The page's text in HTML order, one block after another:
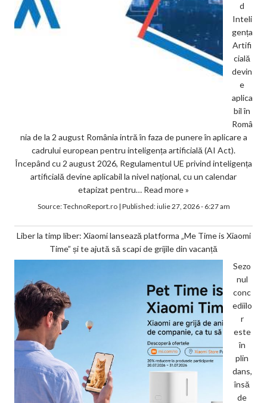
d
Inteli
gența
Artifi
cială
devin
e
aplica
bil în
Româ
nia de la 2 august România intră în faza de punere în aplicare a
cadrului european pentru inteligența artificială (AI Act).
Începând cu 2 august 2026, Regulamentul UE privind inteligența
artificială devine aplicabil la nivel național, cu un calendar
etapizat pentru… Read more »
Source:TechnoReport.ro| Published:iulie 27, 2026 - 6:27 am
Liber la timp liber: Xiaomi lansează platforma „Me Time is Xiaomi
Time” și te ajută să scapi de grijile din vacanță
Sezo
nul
conc
ediilo
r
este
în
plin
dans,
însă
de